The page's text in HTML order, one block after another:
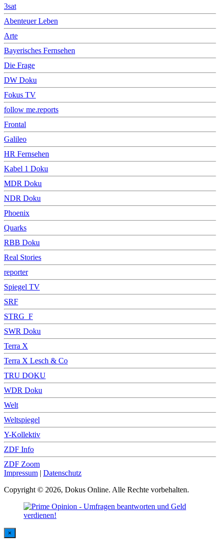
3sat
Abenteuer Leben
Arte
Bayerisches Fernsehen
Die Frage
DW Doku
Fokus TV
follow me.reports
Frontal
Galileo
HR Fernsehen
Kabel 1 Doku
MDR Doku
NDR Doku
Phoenix
Quarks
RBB Doku
Real Stories
reporter
Spiegel TV
SRF
STRG_F
SWR Doku
Terra X
Terra X Lesch & Co
TRU DOKU
WDR Doku
Welt
Weltspiegel
Y-Kollektiv
ZDF Info
ZDF Zoom
Impressum | Datenschutz
Copyright © 2026, Dokus Online. Alle Rechte vorbehalten.
×